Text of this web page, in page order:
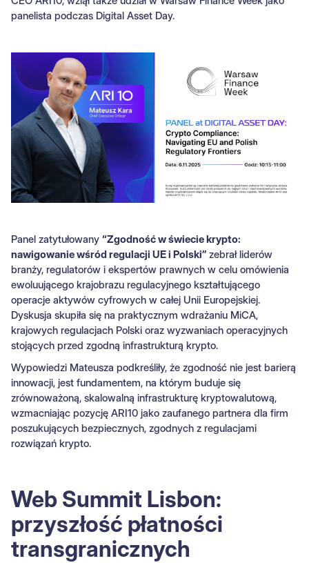
panelista podczas Digital Asset Day.
Panel zatytułowany “Zgodność w świecie krypto:
nawigowanie wśród regulacji UE i Polski” zebrał liderów
branży, regulatorów i ekspertów prawnych w celu omówienia
ewoluującego krajobrazu regulacyjnego kształtującego
operacje aktywów cyfrowych w całej Unii Europejskiej.
Dyskusja skupiła się na praktycznym wdrażaniu MiCA,
krajowych regulacjach Polski oraz wyzwaniach operacyjnych
stojących przed zgodną infrastrukturą krypto.
Wypowiedzi Mateusza podkreśliły, że zgodność nie jest barierą
innowacji, jest fundamentem, na którym buduje się
zrównoważoną, skalowalną infrastrukturę kryptowalutową,
wzmacniając pozycję ARI10 jako zaufanego partnera dla firm
poszukujących bezpiecznych, zgodnych z regulacjami
rozwiązań krypto.
Web Summit Lisbon:
przyszłość płatności
transgranicznych